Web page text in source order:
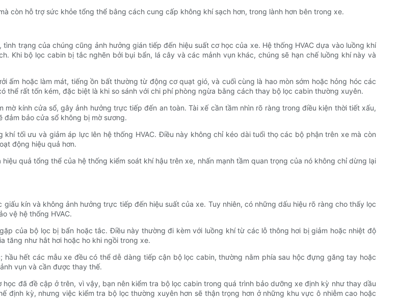
còn hỗ trợ sức khỏe tổng thể bằng cách cung cấp không khí sạch hơn, trong lành hơn bên trong xe.
trạng của chúng cũng ảnh hưởng gián tiếp đến hiệu suất cơ học của xe. Hệ thống HVAC dựa vào luồng khí
Khi bộ lọc cabin bị tắc nghẽn bởi bụi bẩn, lá cây và các mảnh vụn khác, chúng sẽ hạn chế luồng khí này và
ấm hoặc làm mát, tiếng ồn bất thường từ động cơ quạt gió, và cuối cùng là hao mòn sớm hoặc hỏng hóc các
thể rất tốn kém, đặc biệt là khi so sánh với chi phí phòng ngừa bằng cách thay bộ lọc cabin thường xuyên.
kính cửa sổ, gây ảnh hưởng trực tiếp đến an toàn. Tài xế cần tầm nhìn rõ ràng trong điều kiện thời tiết xấu,
bảo cửa sổ không bị mờ sương.
tối ưu và giảm áp lực lên hệ thống HVAC. Điều này không chỉ kéo dài tuổi thọ các bộ phận trên xe mà còn
động hiệu quả hơn.
quả tổng thể của hệ thống kiểm soát khí hậu trên xe, nhấn mạnh tầm quan trọng của nó không chỉ dừng lại
kín và không ảnh hưởng trực tiếp đến hiệu suất của xe. Tuy nhiên, có những dấu hiệu rõ ràng cho thấy lọc
vệ hệ thống HVAC.
của bộ lọc bị bẩn hoặc tắc. Điều này thường đi kèm với luồng khí từ các lỗ thông hơi bị giảm hoặc nhiệt độ
tăng như hắt hơi hoặc ho khi ngồi trong xe.
hết các mẫu xe đều có thể dễ dàng tiếp cận bộ lọc cabin, thường nằm phía sau hộc đựng găng tay hoặc
vụn và cần được thay thế.
đã đề cập ở trên, vì vậy, bạn nên kiểm tra bộ lọc cabin trong quá trình bảo dưỡng xe định kỳ như thay dầu
định kỳ, nhưng việc kiểm tra bộ lọc thường xuyên hơn sẽ thận trọng hơn ở những khu vực ô nhiễm cao hoặc